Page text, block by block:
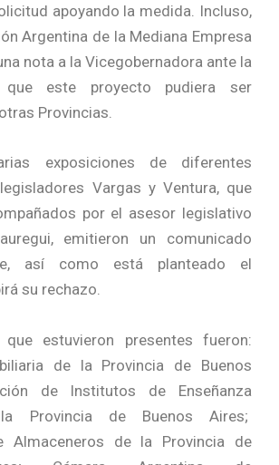
apoyando la medida. Incluso,
Argentina de la Mediana Empresa
nota a la Vicegobernadora ante la
que este proyecto pudiera ser
Provincias.
exposiciones de diferentes
Vargas y Ventura, que
por el asesor legislativo
emitieron un comunicado
así como está planteado el
su rechazo.
que estuvieron presentes fueron:
de la Provincia de Buenos
de Institutos de Enseñanza
Provincia de Buenos Aires;
Almaceneros de la Provincia de